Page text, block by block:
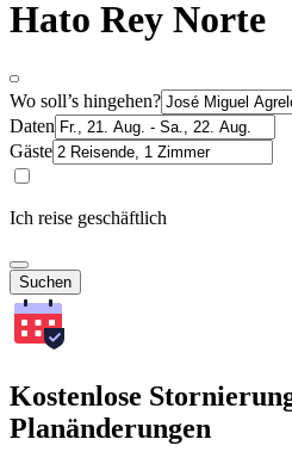
Hato Rey Norte
Wo soll’s hingehen?
Daten
Gäste
Ich reise geschäftlich
Suchen
Kostenlose
Planänderungen